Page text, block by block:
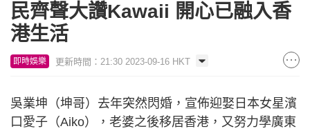
民齊聲大讚Kawaii 開心已融入香
港生活
即時娛樂 更新時間：21:30 2023-09-16 HKT
吳業坤（坤哥）去年突然閃婚，宣佈迎娶日本女星濱
口愛子（Aiko），老婆之後移居香港，又努力學廣東